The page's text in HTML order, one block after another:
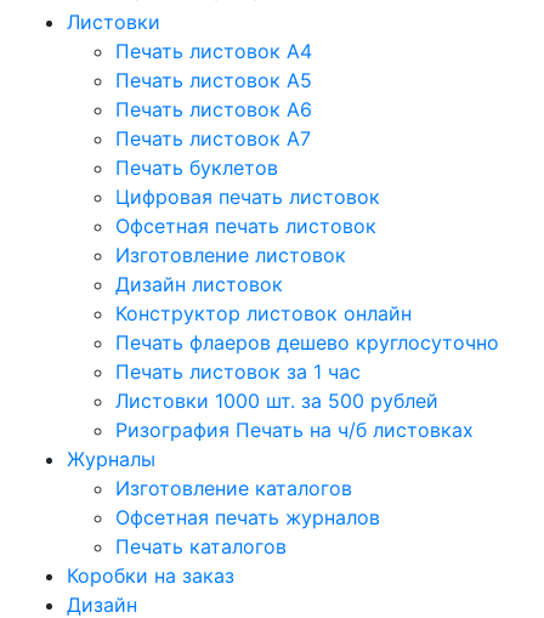
Листовки
Печать листовок А4
Печать листовок А5
Печать листовок А6
Печать листовок А7
Печать буклетов
Цифровая печать листовок
Офсетная печать листовок
Изготовление листовок
Дизайн листовок
Конструктор листовок онлайн
Печать флаеров дешево круглосуточно
Печать листовок за 1 час
Листовки 1000 шт. за 500 рублей
Ризография Печать на ч/б листовках
Журналы
Изготовление каталогов
Офсетная печать журналов
Печать каталогов
Коробки на заказ
Дизайн